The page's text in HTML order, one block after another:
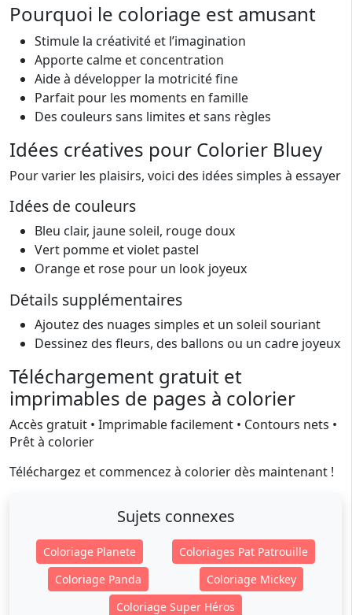
Pourquoi le coloriage est amusant
Stimule la créativité et l’imagination
Apporte calme et concentration
Aide à développer la motricité fine
Parfait pour les moments en famille
Des couleurs sans limites et sans règles
Idées créatives pour Colorier Bluey
Pour varier les plaisirs, voici des idées simples à essayer
Idées de couleurs
Bleu clair, jaune soleil, rouge doux
Vert pomme et violet pastel
Orange et rose pour un look joyeux
Détails supplémentaires
Ajoutez des nuages simples et un soleil souriant
Dessinez des fleurs, des ballons ou un cadre joyeux
Téléchargement gratuit et
imprimables de pages à colorier
Accès gratuit • Imprimable facilement • Contours nets •
Prêt à colorier
Téléchargez et commencez à colorier dès maintenant !
Sujets connexes
Coloriage Planete
Coloriages Pat Patrouille
Coloriage Panda
Coloriage Mickey
Coloriage Super Héros